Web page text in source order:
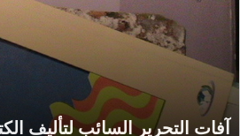
آفات التحرير السائب لتأليف